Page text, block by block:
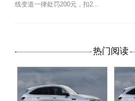
线变道一律处罚200元，扣2...
热门阅读